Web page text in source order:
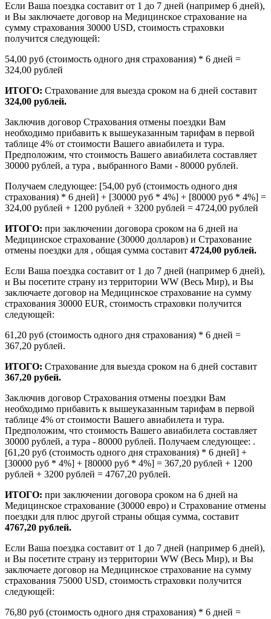
Если Ваша поездка составит от 1 до 7 дней (например 6 дней),
и Вы заключаете договор на Медицинское страхование на
сумму страхования 30000 USD, стоимость страховки
получится следующей:
54,00 руб (стоимость одного дня страхования) * 6 дней =
324,00 рублей
ИТОГО: Страхование для выезда сроком на 6 дней составит
324,00 рублей.
Заключив договор Страхования отмены поездки Вам
необходимо прибавить к вышеуказанным тарифам в первой
таблице 4% от стоимости Вашего авиабилета и тура.
Предположим, что стоимость Вашего авиабилета составляет
30000 рублей, а тура , выбранного Вами - 80000 рублей.
Получаем следующее: [54,00 руб (стоимость одного дня
страхования) * 6 дней] + [30000 руб * 4%] + [80000 руб * 4%] =
324,00 рублей + 1200 рублей + 3200 рублей = 4724,00 рублей
ИТОГО: при заключении договора сроком на 6 дней на
Медицинское страхование (30000 долларов) и Страхование
отмены поездки для , общая сумма составит 4724,00 рублей.
Если Ваша поездка составит от 1 до 7 дней (например 6 дней),
и Вы посетите страну из территории WW (Весь Мир), и Вы
заключаете договор на Медицинское страхование на сумму
страхования 30000 EUR, стоимость страховки получится
следующей:
61,20 руб (стоимость одного дня страхования) * 6 дней =
367,20 рублей.
ИТОГО: Страхование для выезда сроком на 6 дней составит
367,20 рубей.
Заключив договор Страхования отмены поездки Вам
необходимо прибавить к вышеуказанным тарифам в первой
таблице 4% от стоимости Вашего авиабилета и тура.
Предположим, что стоимость Вашего авиабилета составляет
30000 рублей, а тура - 80000 рублей. Получаем следующее: .
[61,20 руб (стоимость одного дня страхования) * 6 дней] +
[30000 руб * 4%] + [80000 руб * 4%] = 367,20 рублей + 1200
рублей + 3200 рублей = 4767,20 рублей.
ИТОГО: при заключении договора сроком на 6 дней на
Медицинское страхование (30000 евро) и Страхование отмены
поездки для плюс другой страны общая сумма, составит
4767,20 рублей.
Если Ваша поездка составит от 1 до 7 дней (например 6 дней),
и Вы посетите страну из территории WW (Весь Мир), и Вы
заключаете договор на Медицинское страхование на сумму
страхования 75000 USD, стоимость страховки получится
следующей:
76,80 руб (стоимость одного дня страхования) * 6 дней =